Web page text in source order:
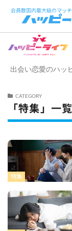
出会い恋愛のハッ
CATEGORY
「特集」一覧
特集